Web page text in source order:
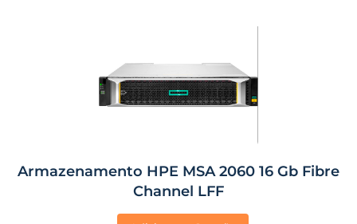
Armazenamento HPE MSA 2060 16 Gb Fibre
Channel LFF